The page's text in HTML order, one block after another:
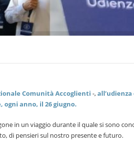
Comunità Accoglienti -,all’udienza
ogni anno, il 26 giugno.
in un viaggio durante il quale si sono
di pensieri sul nostro presente e futuro.